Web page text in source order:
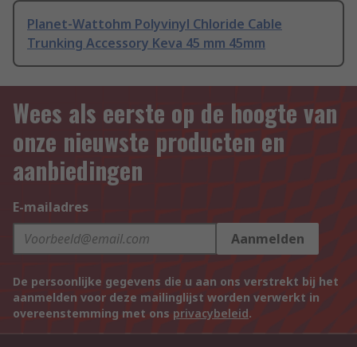
Planet-Wattohm Polyvinyl Chloride Cable
Trunking Accessory Keva 45 mm 45mm
Wees als eerste op de hoogte van
onze nieuwste producten en
aanbiedingen
E-mailadres
Aanmelden
De persoonlijke gegevens die u aan ons verstrekt bij het
aanmelden voor deze mailinglijst worden verwerkt in
overeenstemming met ons privacybeleid.